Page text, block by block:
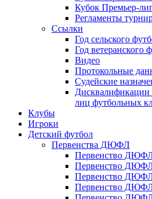
Кубок Премьер-
Регламенты
Ссылки
Год сельского
Год ветеранского
Видео
Протокольные
Судейские
лиц футбольных
Клубы
Игроки
Детский футбол
Первенства ДЮФЛ
Первенство ДЮФЛ
Первенство
Первенство ДЮФЛ
Первенство